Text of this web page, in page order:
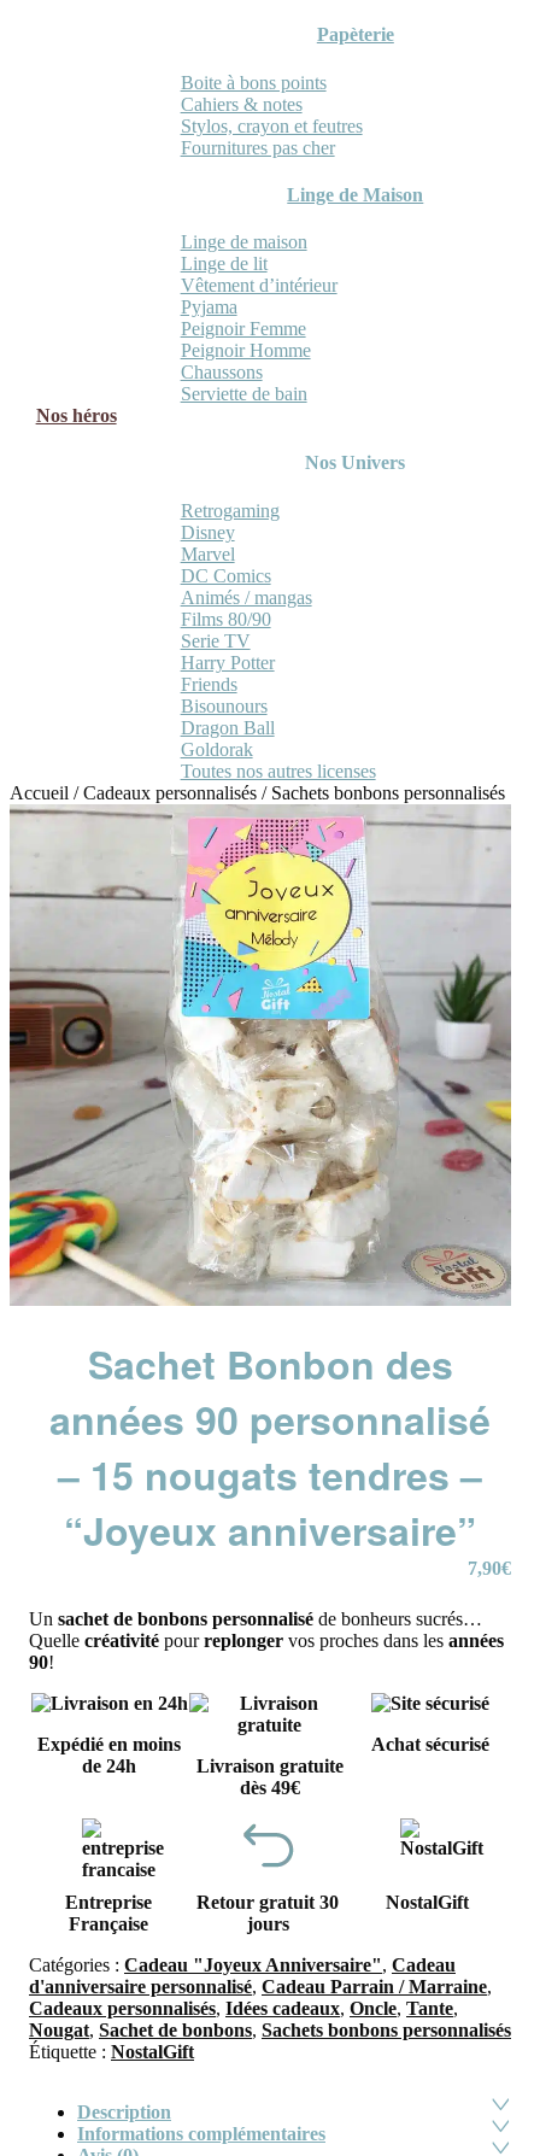
Papèterie
Boite à bons points
Cahiers & notes
Stylos, crayon et feutres
Fournitures pas cher
Linge de Maison
Linge de maison
Linge de lit
Vêtement d’intérieur
Pyjama
Peignoir Femme
Peignoir Homme
Chaussons
Serviette de bain
Nos héros
Nos Univers
Retrogaming
Disney
Marvel
DC Comics
Animés / mangas
Films 80/90
Serie TV
Harry Potter
Friends
Bisounours
Dragon Ball
Goldorak
Toutes nos autres licenses
Accueil /Cadeaux personnalisés / Sachets bonbons personnalisés
Sachet Bonbon des
années 90 personnalisé
– 15 nougats tendres –
“Joyeux anniversaire”
7,90€
Un sachet de bonbons personnalisé de bonheurs sucrés…
Quelle créativité pourreplonger vos proches dans les années
90!
Expédié en moins
de 24h
Livraison gratuite
dès 49€
Achat sécurisé
Entreprise
Française
Retour gratuit 30
jours
NostalGift
Catégories : Cadeau "Joyeux Anniversaire", Cadeau
d'anniversaire personnalisé, Cadeau Parrain / Marraine,
Cadeaux personnalisés, Idées cadeaux, Oncle, Tante,
Nougat, Sachet de bonbons, Sachets bonbons personnalisés
Étiquette : NostalGift
Description
Informations complémentaires